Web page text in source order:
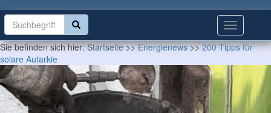
Sie befinden sich hier:Startseite>>Energienews>>200 Tipps für
solare Autarkie